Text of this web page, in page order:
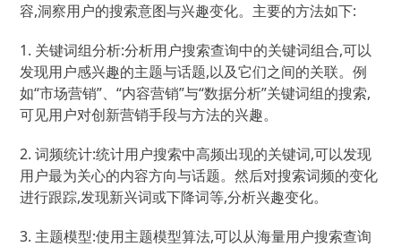
容,洞察用户的搜索意图与兴趣变化。主要的方法如下:
1. 关键词组分析:分析用户搜索查询中的关键词组合,可以
发现用户感兴趣的主题与话题,以及它们之间的关联。例
如“市场营销”、“内容营销”与“数据分析”关键词组的搜索,
可见用户对创新营销手段与方法的兴趣。
2. 词频统计:统计用户搜索中高频出现的关键词,可以发现
用户最为关心的内容方向与话题。然后对搜索词频的变化
进行跟踪,发现新兴词或下降词等,分析兴趣变化。
3. 主题模型:使用主题模型算法,可以从海量用户搜索查询